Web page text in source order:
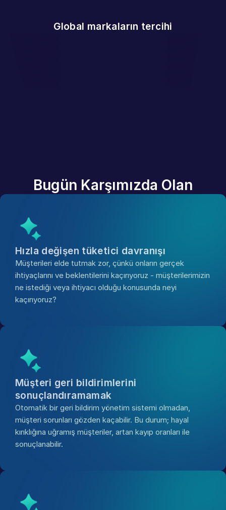
Global markaların tercihi
Bugün Karşımızda Olan
Hızla değişen tüketici davranışı
Müşterileri elde tutmak zor, çünkü onların gerçek
ihtiyaçlarını ve beklentilerini kaçırıyoruz - müşterilerimizin
ne istediği veya ihtiyacı olduğu konusunda neyi
kaçırıyoruz?
Müşteri geri bildirimlerini
sonuçlandıramamak
Otomatik bir geri bildirim yönetim sistemi olmadan,
müşteri sorunları gözden kaçabilir. Bu durum; hayal
kırıklığına uğramış müşteriler, artan kayıp oranları ile
sonuçlanabilir.